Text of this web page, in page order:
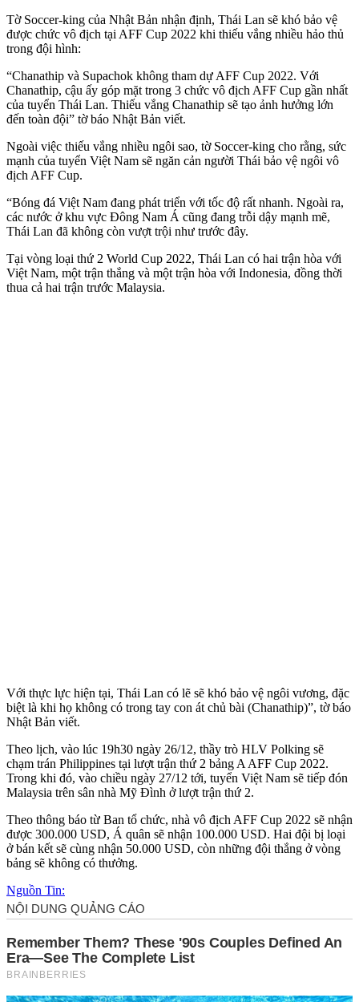
Tờ Soccer-king của Nhật Bản nhận định, Thái Lan sẽ khó bảo vệ
được chức vô địch tại AFF Cup 2022 khi thiếu vắng nhiều hảo thủ
trong đội hình:
“Chanathip và Supachok không tham dự AFF Cup 2022. Với
Chanathip, cậu ấy góp mặt trong 3 chức vô địch AFF Cup gần nhất
của tuyển Thái Lan. Thiếu vắng Chanathip sẽ tạo ảnh hưởng lớn
đến toàn đội” tờ báo Nhật Bản viết.
Ngoài việc thiếu vắng nhiều ngôi sao, tờ Soccer-king cho rằng, sức
mạnh của tuyển Việt Nam sẽ ngăn cản người Thái bảo vệ ngôi vô
địch AFF Cup.
“Bóng đá Việt Nam đang phát triển với tốc độ rất nhanh. Ngoài ra,
các nước ở khu vực Đông Nam Á cũng đang trỗi dậy mạnh mẽ,
Thái Lan đã không còn vượt trội như trước đây.
Tại vòng loại thứ 2 World Cup 2022, Thái Lan có hai trận hòa với
Việt Nam, một trận thắng và một trận hòa với Indonesia, đồng thời
thua cả hai trận trước Malaysia.
Với thực lực hiện tại, Thái Lan có lẽ sẽ khó bảo vệ ngôi vương, đặc
biệt là khi họ không có trong tay con át chủ bài (Chanathip)”, tờ báo
Nhật Bản viết.
Theo lịch, vào lúc 19h30 ngày 26/12, thầy trò HLV Polking sẽ
chạm trán Philippines tại lượt trận thứ 2 bảng A AFF Cup 2022.
Trong khi đó, vào chiều ngày 27/12 tới, tuyển Việt Nam sẽ tiếp đón
Malaysia trên sân nhà Mỹ Đình ở lượt trận thứ 2.
Theo thông báo từ Ban tổ chức, nhà vô địch AFF Cup 2022 sẽ nhận
được 300.000 USD, Á quân sẽ nhận 100.000 USD. Hai đội bị loại
ở bán kết sẽ cùng nhận 50.000 USD, còn những đội thắng ở vòng
bảng sẽ không có thưởng.
Nguồn Tin: